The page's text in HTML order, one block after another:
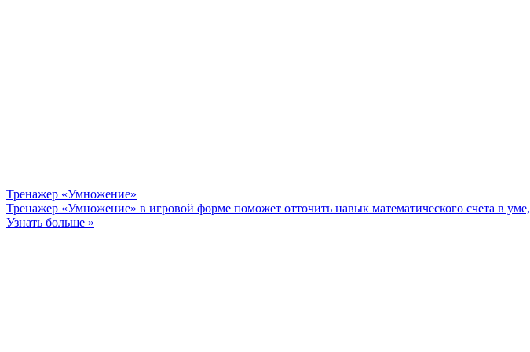
Тренажер «Умножение»
Тренажер «Умножение» в игровой форме поможет отточить навык математического счета в
Узнать больше »